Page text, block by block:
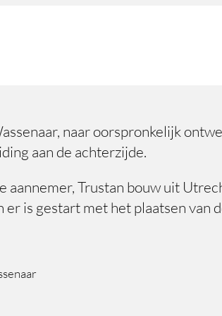
naar oorspronkelijk
aan de achterzijde.
aannemer, Trustan bouw uit
is gestart met het plaatsen van